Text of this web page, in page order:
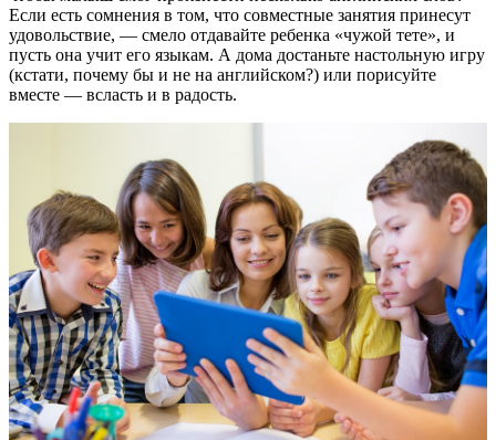
Если есть сомнения в том, что совместные занятия принесут
удовольствие, — смело отдавайте ребенка «чужой тете», и
пусть она учит его языкам. А дома достаньте настольную игру
(кстати, почему бы и не на английском?) или порисуйте
вместе — всласть и в радость.